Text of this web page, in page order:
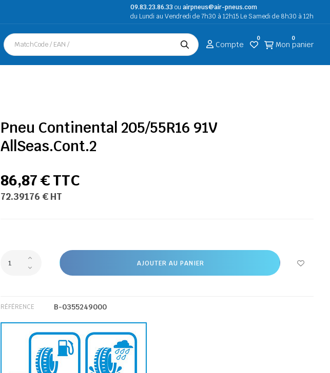
09.83.23.86.33ou airpneus@air-pneus.com
du Lundi au Vendredi de 7h30 à 12h15 Le Samedi de 8h30 à 12h
Compte
0
Mon panier
0
Pneu Continental 205/55R16 91V
AllSeas.Cont.2
86,87 € TTC
72.39176 € HT
AJOUTER AU PANIER
RÉFÉRENCE B-0355249000